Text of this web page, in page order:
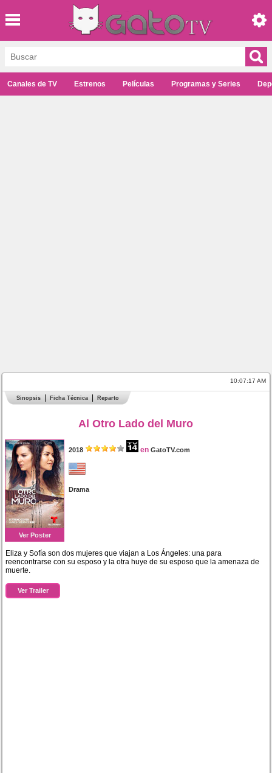
Canales de TV Estrenos Películas Programas y Series
10:07:17 AM
Sinopsis Ficha Técnica Reparto
Al Otro Lado del Muro
Ver Poster
2018 en GatoTV.com
Drama
Eliza y Sofía son dos mujeres que viajan a Los Ángeles: una para
reencontrarse con su esposo y la otra huye de su esposo que la amenaza de
muerte.
Ver Trailer